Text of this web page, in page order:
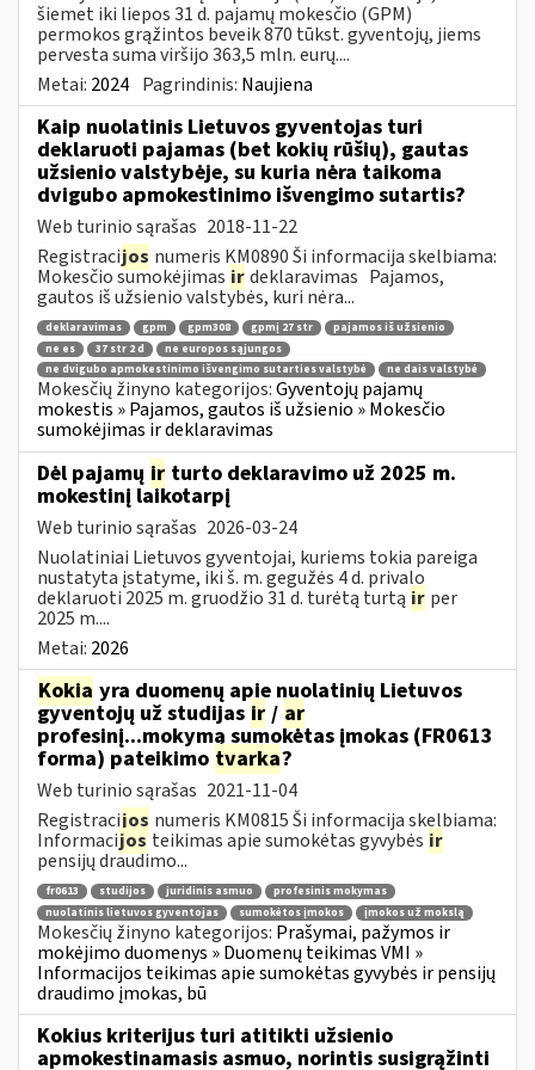
šiemet iki liepos 31 d. pajamų mokesčio (GPM)
permokos grąžintos beveik 870 tūkst. gyventojų, jiems
pervesta suma viršijo 363,5 mln. eurų....
Metai: 2024 Pagrindinis: Naujiena
Kaip nuolatinis Lietuvos gyventojas turi
deklaruoti pajamas (bet kokių rūšių), gautas
užsienio valstybėje, su kuria nėra taikoma
dvigubo apmokestinimo išvengimo sutartis?
Web turinio sąrašas 2018-11-22
Registracijos numeris KM0890 Ši informacija skelbiama:
Mokesčio sumokėjimas irdeklaravimas Pajamos,
gautos iš užsienio valstybės, kuri nėra...
deklaravimas gpm gpm308 gpmį 27 str
pajamos iš užsienio
ne es
37 str 2 d
ne europos sąjungos
ne dvigubo apmokestinimo išvengimo sutarties valstybė
ne dais valstybė
Mokesčių žinyno kategorijos:Gyventojų pajamų
mokestis » Pajamos, gautos iš užsienio » Mokesčio
sumokėjimas ir deklaravimas
Dėl pajamų ir turto deklaravimo už 2025 m.
mokestinį laikotarpį
Web turinio sąrašas 2026-03-24
Nuolatiniai Lietuvos gyventojai, kuriems tokia pareiga
nustatyta įstatyme, iki š. m. gegužės 4 d. privalo
deklaruoti 2025 m. gruodžio 31 d. turėtą turtą ir per
2025 m....
Metai: 2026
Kokia yra duomenų apie nuolatinių Lietuvos
gyventojų už studijas ir / ar
profesinį...mokymą sumokėtas įmokas (FR0613
forma) pateikimo tvarka?
Web turinio sąrašas 2021-11-04
Registracijos numeris KM0815 Ši informacija skelbiama:
Informacijosteikimas apie sumokėtas gyvybės ir
pensijų draudimo...
fr0613 studijos juridinis asmuo
profesinis mokymas
nuolatinis lietuvos gyventojas
sumokėtos įmokos įmokos už mokslą
Mokesčių žinyno kategorijos: Prašymai, pažymos ir
mokėjimo duomenys » Duomenų teikimas VMI »
Informacijos teikimas apie sumokėtas gyvybės ir pensijų
draudimo įmokas, bū
Kokius kriterijus turi atitikti užsienio
apmokestinamasis asmuo, norintis susigrąžinti